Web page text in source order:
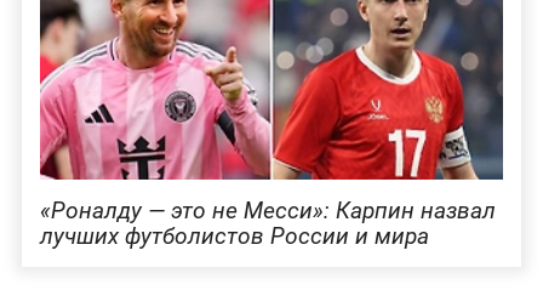
«Роналду — это не Месси»: Карпин назвал
лучших футболистов России и мира